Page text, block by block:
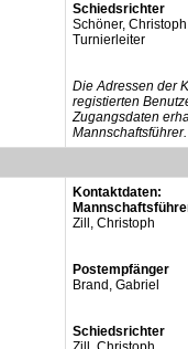
Schiedsrichter
Schöner, Christoph
Turnierleiter
Die Adressen der
registierten
Zugangsdaten
Mannschaftsführer.
Kontaktdaten:
Zill, Christoph
Postempfänger
Brand, Gabriel
Schiedsrichter